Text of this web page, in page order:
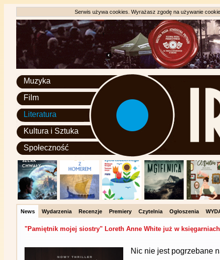
Serwis używa cookies. Wyrażasz zgodę na używanie
Muzyka
Film
Literatura
Kultura i Sztuka
Społeczność
News Wydarzenia Recenzje Premiery Czytelnia Ogłoszenia
"Pamiętnik mojej siostry" Loreth Anne White już w księgarniach
Nic nie jest pogrzebane